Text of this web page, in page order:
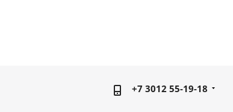
+7 3012 55-19-18